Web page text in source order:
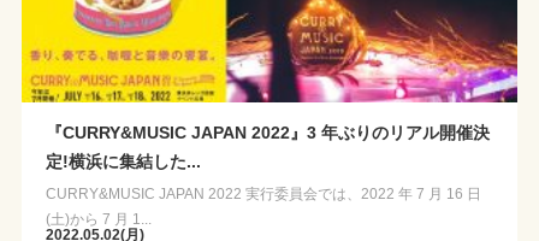
『CURRY&MUSIC JAPAN 2022』3 年ぶりのリアル開催決
定!横浜に集結した...
CURRY&MUSIC JAPAN 2022 実行委員会では、2022 年 7 月 16 日
(土)から 7 月 1...
2022.05.02(月)